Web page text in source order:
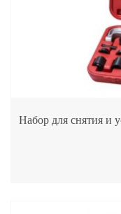
Набор для снятия и